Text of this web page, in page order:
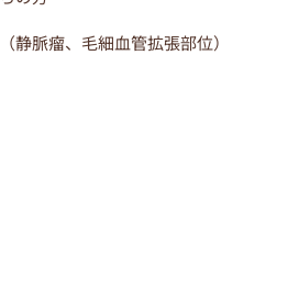
静脈瘤、毛細血管拡張部位）